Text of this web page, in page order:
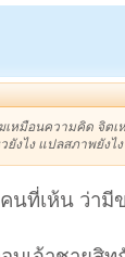
เหมือนความคิด จิตเ
ยังไง แปลสภาพยังไ
นที่เห้น ว่ามี